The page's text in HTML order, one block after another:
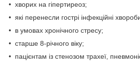
• хворих на гіпертиреоз;
• які перенесли гострі інфекційні
• в умовах хронічного стресу;
• старше 8-річного віку;
• пацієнтам із стенозом трахеї,